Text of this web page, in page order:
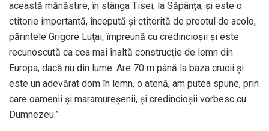
această mănăstire, în stânga Tisei, la Săpânţa, şi este o
ctitorie importantă, începută şi ctitorită de preotul de acolo,
părintele Grigore Luţai, împreună cu credincioşii şi este
recunoscută ca cea mai înaltă construcţie de lemn din
Europa, dacă nu din lume. Are 70 m până la baza crucii şi
este un adevărat dom în lemn, o atenă, am putea spune, prin
care oamenii şi maramureşenii, şi credincioşii vorbesc cu
Dumnezeu.”